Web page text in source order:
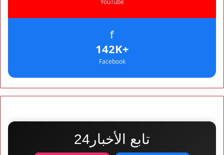
f
+142K
Facebook
تابع الأخبار24